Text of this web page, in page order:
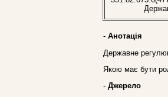
- Анотація
Державне
Якою має бути
- Джерело